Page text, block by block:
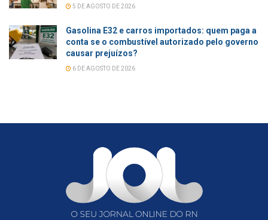
5 DE AGOSTO DE 2026
Gasolina E32 e carros importados: quem paga a
conta se o combustível autorizado pelo governo
causar prejuízos?
6 DE AGOSTO DE 2026